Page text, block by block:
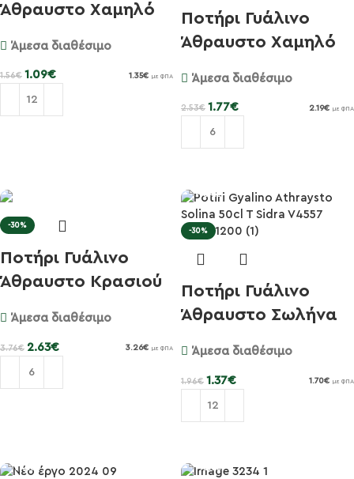
Άθραυστο Χαμηλό
Άμεσα διαθέσιμο
1.56€ 1.09€ 1.35€ με ΦΠΑ
Ποτήρι Γυάλινο
Άθραυστο Χαμηλό
Άμεσα διαθέσιμο
2.53€ 1.77€ 2.19€ με ΦΠΑ
-30%
Ποτήρι Γυάλινο
Άθραυστο Κρασιού
Άμεσα διαθέσιμο
3.76€ 2.63€ 3.26€ με ΦΠΑ
-30%
Ποτήρι Γυάλινο
Άθραυστο Σωλήνα
Άμεσα διαθέσιμο
1.96€ 1.37€ 1.70€ με ΦΠΑ